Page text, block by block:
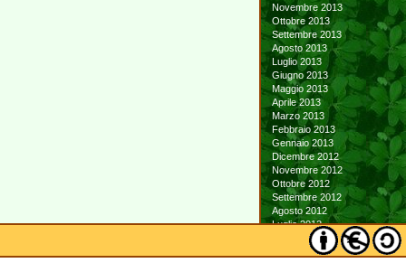
Novembre 2013
Ottobre 2013
Settembre 2013
Agosto 2013
Luglio 2013
Giugno 2013
Maggio 2013
Aprile 2013
Marzo 2013
Febbraio 2013
Gennaio 2013
Dicembre 2012
Novembre 2012
Ottobre 2012
Settembre 2012
Agosto 2012
Luglio 2012
Giugno 2012
Maggio 2012